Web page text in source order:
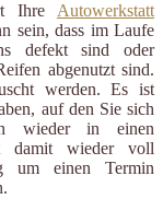
Ihre Autowerkstatt
sein, dass im Laufe
defekt sind oder
abgenutzt sind.
werden. Es ist
auf den Sie sich
wieder in einen
damit wieder voll
um einen Termin